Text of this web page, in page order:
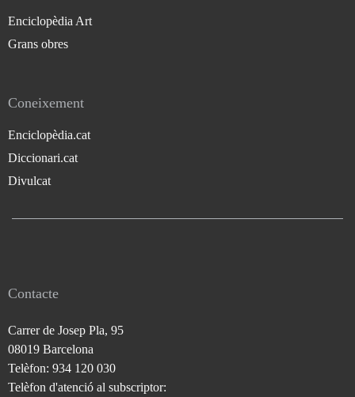
Enciclopèdia Art
Grans obres
Coneixement
Enciclopèdia.cat
Diccionari.cat
Divulcat
Contacte
Carrer de Josep Pla, 95
08019 Barcelona
Telèfon: 934 120 030
Telèfon d'atenció al subscriptor: